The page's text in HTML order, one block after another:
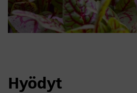
Hyödyt